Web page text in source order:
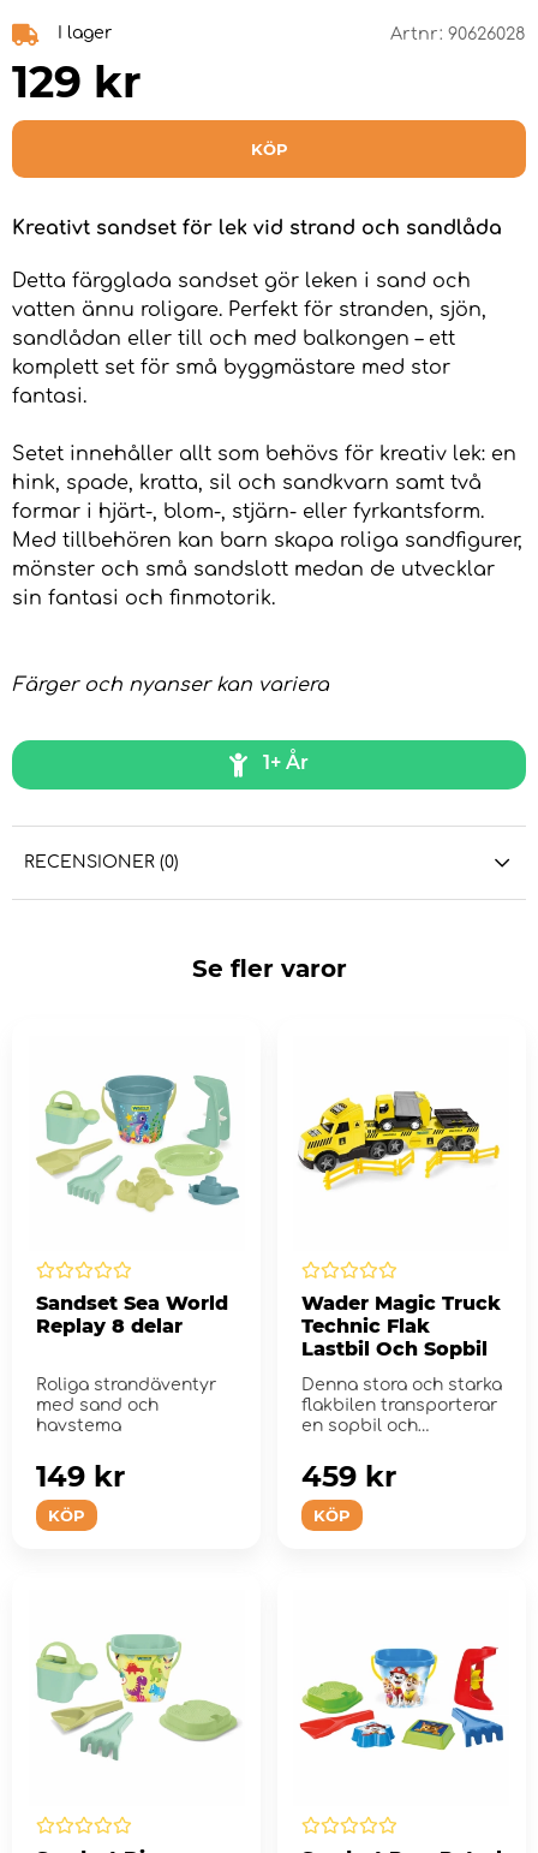
I lager Artnr: 90626028
129 kr
KÖP
Kreativt sandset för lek vid strand och sandlåda
Detta färgglada sandset gör leken i sand och
vatten ännu roligare. Perfekt för stranden, sjön,
sandlådan eller till och med balkongen – ett
komplett set för små byggmästare med stor
fantasi.
Setet innehåller allt som behövs för kreativ lek: en
hink, spade, kratta, sil och sandkvarn samt två
formar i hjärt-, blom-, stjärn- eller fyrkantsform.
Med tillbehören kan barn skapa roliga sandfigurer,
mönster och små sandslott medan de utvecklar
sin fantasi och finmotorik.
Färger och nyanser kan variera
1+ År
RECENSIONER (0)
Se fler varor
Sandset Sea World
Replay 8 delar
Roliga strandäventyr
med sand och
havstema
KÖP
149 kr
Wader Magic Truck
Technic Flak
Lastbil Och Sopbil
Denna stora och starka
flakbilen transporterar
en sopbil och
KÖP
459 kr